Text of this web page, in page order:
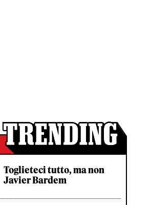
Toglieteci tutto, ma non
Javier Bardem